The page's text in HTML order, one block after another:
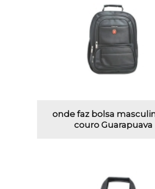
onde faz bolsa
couro Guarapuava